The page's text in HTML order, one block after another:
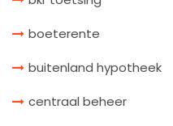
boeterente
buitenland hypotheek
centraal beheer